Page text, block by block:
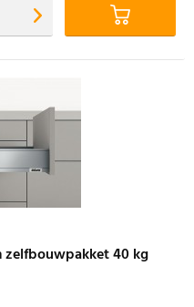
zelfbouwpakket 40 kg